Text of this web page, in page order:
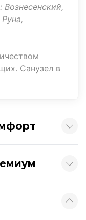
Санузел в